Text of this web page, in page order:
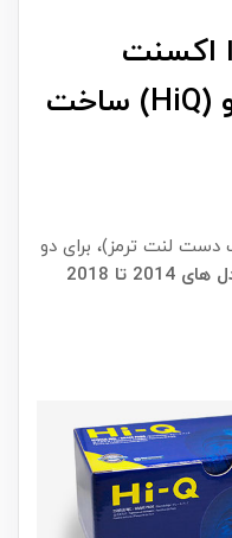
اکسنت
2014-2018 های کیو (HiQ) ساخت
لنت ترمز)، برای دو
2014 تا 2018